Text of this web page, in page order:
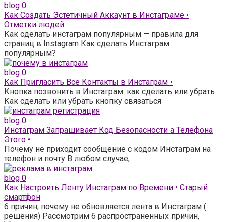
blog 0
Как Создать Эстетичный Аккаунт в Инстаграме •
Отметки людей
Как сделать инстаграм популярным — правила для
страниц в Instagram Как сделать Инстаграм
популярным?
blog 0
Как Пригласить Все Контакты в Инстаграм •
Кнопка позвонить в Инстаграм: как сделать или убрать
Как сделать или убрать кнопку связаться
blog 0
Инстаграм Запрашивает Код Безопасности а Телефона
Этого •
Почему не приходит сообщение с кодом Инстаграм на
телефон и почту В любом случае,
blog 0
Как Настроить Ленту Инстаграм по Времени • Старый
смартфон
6 причин, почему не обновляется лента в Инстаграм (
решения) Рассмотрим 6 распространенных причин,